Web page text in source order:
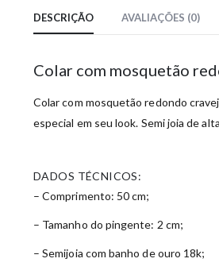
DESCRIÇÃO AVALIAÇÕES (0)
Colar com mosquetão
Colar com mosquetão redondo
especial em seu look. Semi joia de
DADOS TÉCNICOS:
– Comprimento: 50 cm;
– Tamanho do pingente: 2 cm;
– Semijoia com banho de ouro 18k;